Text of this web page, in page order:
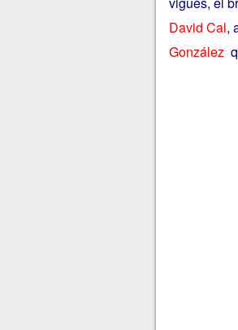
David Cal,
González